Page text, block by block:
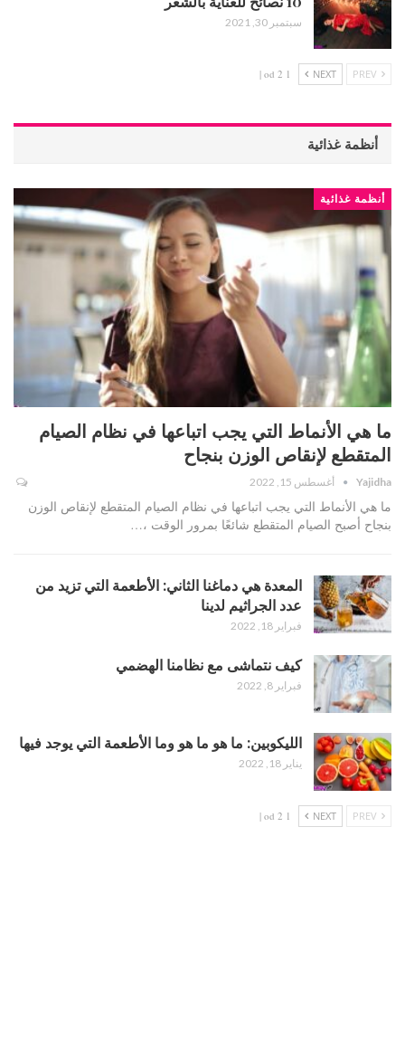
سبتمبر 30, 2021
NEXT
1 od 2 |
أنظمة غذائية
أنظمة غذائية
ما هي الأنماط التي يجب اتباعها في نظام الصيام
المتقطع لإنقاص الوزن بنجاح
Yajidha أغسطس 15, 2022
ما هي الأنماط التي يجب اتباعها في نظام الصيام المتقطع لإنقاص الوزن
بنجاح أصبح الصيام المتقطع شائعًا بمرور الوقت ،…
المعدة هي دماغنا الثاني: الأطعمة التي تزيد من
عدد الجراثيم لدينا
فبراير 18, 2022
كيف نتماشى مع نظامنا الهضمي
فبراير 8, 2022
الليكوبين: ما هو ما هو وما الأطعمة التي يوجد فيها
يناير 18, 2022
NEXT
1 od 2 |